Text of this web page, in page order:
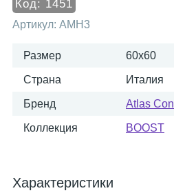
Код: 1451
Артикул: AMH3
Размер 60x60
Страна Италия
Бренд Atlas
Коллекция BOOST
Характеристики